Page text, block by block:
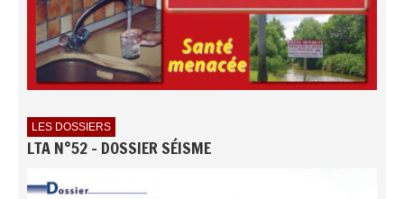
LES DOSSIERS
LTA N°52 - DOSSIER SÉISME